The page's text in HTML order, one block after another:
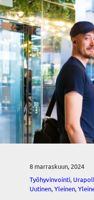
8 marraskuun, 2024
Työhyvinvointi,
Uutinen, Yleinen,